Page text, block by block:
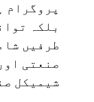
پروگرام
طرفیں
صنعتی
شیمیکل